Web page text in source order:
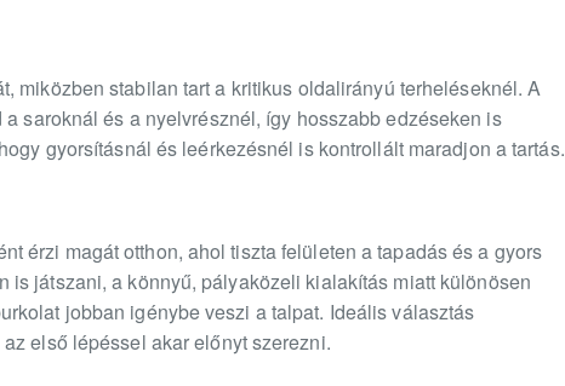
miközben stabilan tart a kritikus oldalirányú terheléseknél. A
saroknál és a nyelvrésznél, így hosszabb edzéseken is
gyorsításnál és leérkezésnél is kontrollált maradjon a tartás.
érzi magát otthon, ahol tiszta felületen a tapadás és a gyors
játszani, a könnyű, pályaközeli kialakítás miatt különösen
jobban igénybe veszi a talpat. Ideális választás
első lépéssel akar előnyt szerezni.